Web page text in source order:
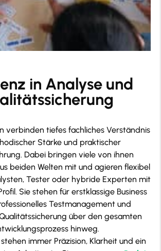
in Analyse und
verbinden tiefes fachliches Verständnis
Stärke und praktischer
Dabei bringen viele von ihnen
beiden Welten mit und agieren flexibel
Tester oder hybride Experten mit
Sie stehen für erstklassige Business
Testmanagement und
über den gesamten
hinweg.
immer Präzision, Klarheit und ein